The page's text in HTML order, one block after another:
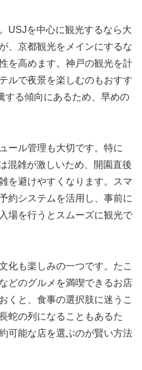
USJを中心に観光するなら大
、京都観光をメインにするな
を高めます。神戸の観光を計
ルで夜景を楽しむのもおすす
する傾向にあるため、早めの
ール管理も大切です。特に
混雑が激しいため、開園直後
を避けやすくなります。スマ
約システムを活用し、事前に
場を行うとスムーズに観光で
化も楽しみの一つです。たこ
どのグルメを満喫できるお店
くと、食事の選択肢に迷うこ
蛇の列になることもあるた
可能な店を選ぶのが賢い方法